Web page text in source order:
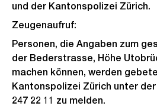
und der Kantonspolizei Zürich.
Zeugenaufruf:
Personen, die Angaben zum
der Bederstrasse, Höhe
machen können, werden
Kantonspolizei Zürich unter
247 22 11 zu melden.